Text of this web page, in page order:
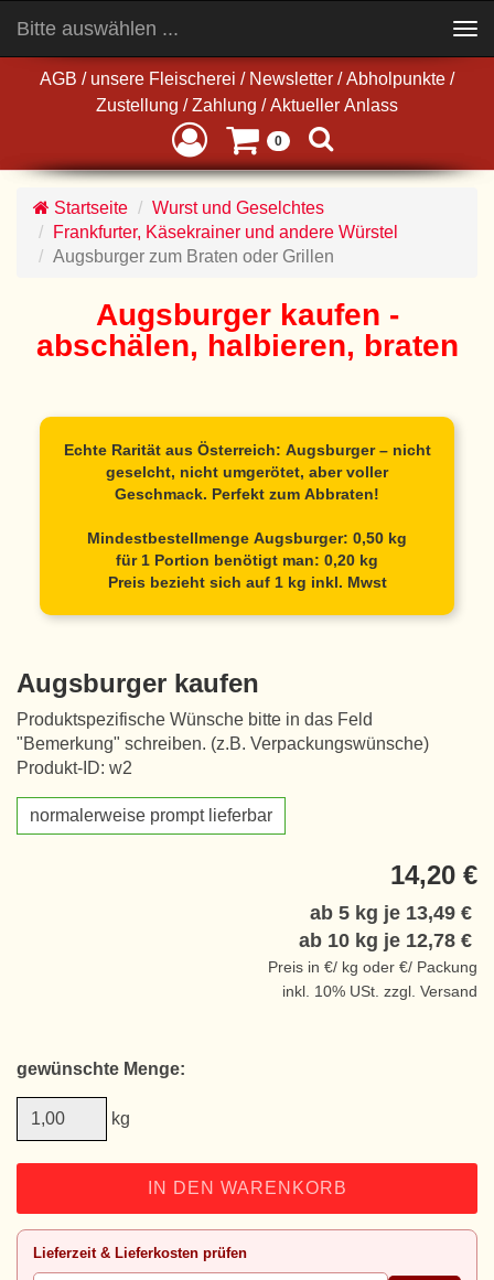
AGB / unsere Fleischerei / Newsletter / Abholpunkte /
Zustellung / Zahlung / Aktueller Anlass
0
Bitte auswählen ...
navigation
Startseite
Wurst und Geselchtes
Frankfurter, Käsekrainer und andere Würstel
Augsburger zum Braten oder Grillen
Augsburger kaufen -
abschälen, halbieren, braten
Echte Rarität aus Österreich: Augsburger– nicht
geselcht, nicht umgerötet, aber voller
Geschmack. Perfekt zum Abbraten!
Mindestbestellmenge Augsburger: 0,50 kg
für 1 Portion benötigt man: 0,20 kg
Preis bezieht sich auf 1 kg inkl. Mwst
Augsburger kaufen
Produktspezifische Wünsche bitte in das Feld
"Bemerkung" schreiben. (z.B. Verpackungswünsche)
Produkt-ID: w2
normalerweise prompt lieferbar
14,20 €
ab 5 kg je 13,49 €
ab 10 kg je 12,78 €
Preis in €/ kg oder €/ Packung
inkl. 10% USt. zzgl. Versand
gewünschte Menge:
kg
IN DEN WARENKORB
Lieferzeit & Lieferkosten prüfen